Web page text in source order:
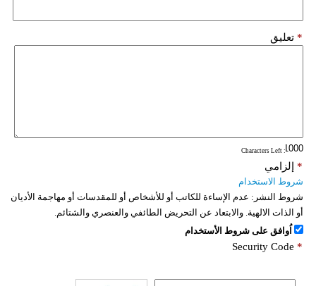
تعليق *
: Characters Left
إلزامي *
شروط الاستخدام
شروط النشر: عدم الإساءة للكاتب أو للأشخاص أو للمقدسات أو مهاجمة الأديان
أو الذات الالهية. والابتعاد عن التحريض الطائفي والعنصري والشتائم.
اُوافق على شروط الأستخدام
Security Code *